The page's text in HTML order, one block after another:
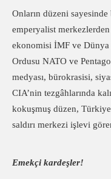
Onların düzeni
emperyalist
ekonomisi İMF ve Dünya
Ordusu NATO ve
medyası, bürokrasisi,
CIA’nin tezgâhlarında
kokuşmuş düzen, Türkiye
saldırı merkezi işlevi
Emekçi kardeşler!